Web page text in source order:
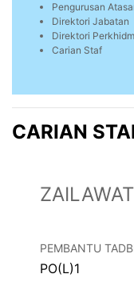
Pengurusan
Direktori Jabatan
Direktori
Carian Staf
CARIAN
PEMBANTU
PO(L)1